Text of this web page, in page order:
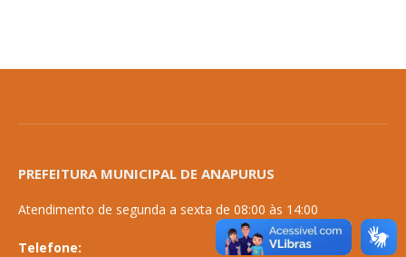
PREFEITURA MUNICIPAL DE ANAPURUS
Atendimento de segunda a sexta de 08:00 às 14:00
Telefone: